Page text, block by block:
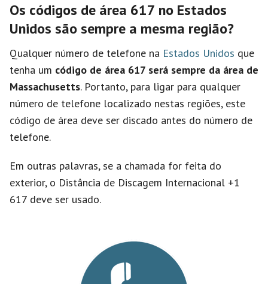
Os códigos de área 617 no Estados
Unidos são sempre a mesma região?
Qualquer número de telefone na Estados Unidos que
tenha um código de área 617 será sempre da área de
Massachusetts. Portanto, para ligar para qualquer
número de telefone localizado nestas regiões, este
código de área deve ser discado antes do número de
telefone.
Em outras palavras, se a chamada for feita do
exterior, o Distância de Discagem Internacional +1
617 deve ser usado.